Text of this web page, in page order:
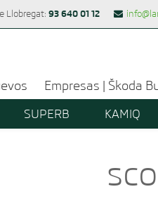
Llobregat: 93 640 01 12
Empresas | Škoda
SUPERB KAMIQ